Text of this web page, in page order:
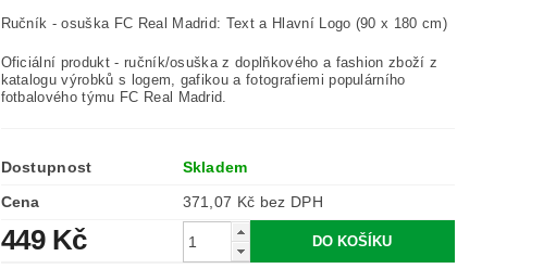
Ručník - osuška FC Real Madrid: Text a Hlavní Logo (90 x 180 cm)
Oficiální produkt - ručník/osuška z doplňkového a fashion zboží z
katalogu výrobků s logem, gafikou a fotografiemi populárního
fotbalového týmu FC Real Madrid.
Dostupnost
Skladem
Cena
371,07 Kč bez DPH
449 Kč